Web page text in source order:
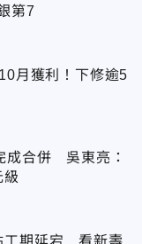
第7
月獲利！下修逾5
成合併 吳東亮：
級
工期延宕 看新壽